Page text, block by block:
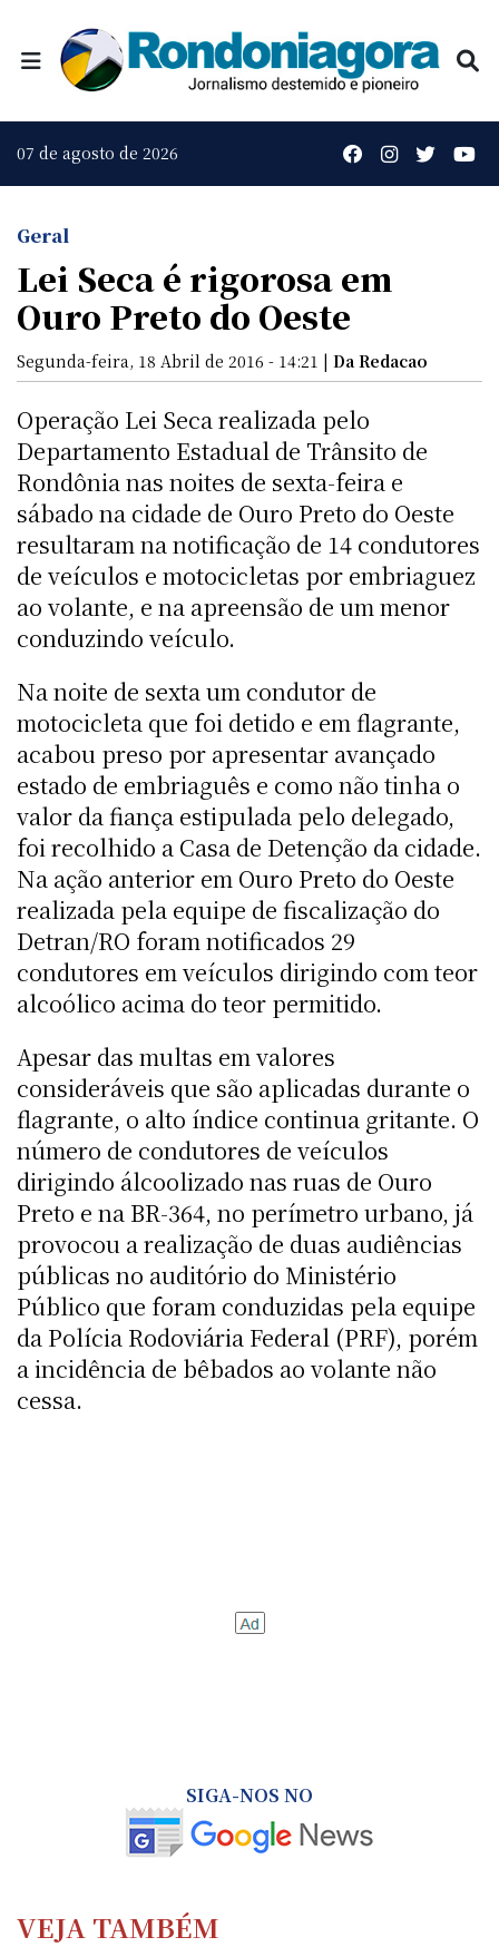
07 de agosto de 2026
Geral
Lei Seca é rigorosa em
Ouro Preto do Oeste
Segunda-feira, 18 Abril de 2016 - 14:21 | Da Redacao
Operação Lei Seca realizada pelo
Departamento Estadual de Trânsito de
Rondônia nas noites de sexta-feira e
sábado na cidade de Ouro Preto do Oeste
resultaram na notificação de 14 condutores
de veículos e motocicletas por embriaguez
ao volante, e na apreensão de um menor
conduzindo veículo.
Na noite de sexta um condutor de
motocicleta que foi detido e em flagrante,
acabou preso por apresentar avançado
estado de embriaguês e como não tinha o
valor da fiança estipulada pelo delegado,
foi recolhido a Casa de Detenção da cidade.
Na ação anterior em Ouro Preto do Oeste
realizada pela equipe de fiscalização do
Detran/RO foram notificados 29
condutores em veículos dirigindo com teor
alcoólico acima do teor permitido.
Apesar das multas em valores
consideráveis que são aplicadas durante o
flagrante, o alto índice continua gritante. O
número de condutores de veículos
dirigindo álcoolizado nas ruas de Ouro
Preto e na BR-364, no perímetro urbano, já
provocou a realização de duas audiências
públicas no auditório do Ministério
Público que foram conduzidas pela equipe
da Polícia Rodoviária Federal (PRF), porém
a incidência de bêbados ao volante não
cessa.
SIGA-NOS NO
VEJA TAMBÉM